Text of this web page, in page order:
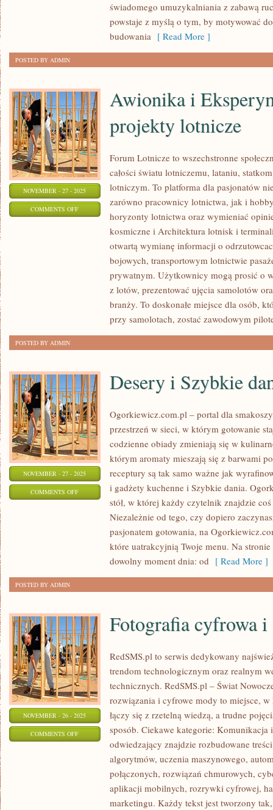
świadomego umuzykalniania z zabawą
powstaje z myślą o tym, by motywować
budowania [ Read More ]
POSTED BY ADMIN
NOVEMBER - 27 - 2025
COMMENTS OFFON
EKSPERYMENTALNE
Awionika i
projekty lotnicze
Forum Lotnicze to wszechstronne
całości światu lotniczemu, lataniu,
lotniczym. To platforma dla pasjonatów
zarówno pracownicy lotnictwa, jak i
horyzonty lotnictwa oraz wymieniać
kosmiczne i Architektura lotnisk i
otwartą wymianę informacji o
bojowych, transportowym lotnictwie
prywatnym. Użytkownicy mogą prosić o
z lotów, prezentować ujęcia samolotów
branży. To doskonałe miejsce dla osób,
przy samolotach, zostać zawodowym
POSTED BY ADMIN
NOVEMBER - 27 - 2025
COMMENTS OFFON
Desery i Szybkie
Ogorkiewicz.com.pl – portal dla
przestrzeń w sieci, w którym gotowanie
codzienne obiady zmieniają się w
którym aromaty mieszają się z barwami
receptury są tak samo ważne jak
i gadżety kuchenne i Szybkie dania.
stół, w której każdy czytelnik znajdzie
Niezależnie od tego, czy dopiero
pasjonatem gotowania, na
które uatrakcyjnią Twoje menu. Na
dowolny moment dnia: od [ Read More ]
POSTED BY ADMIN
NOVEMBER - 26 - 2025
COMMENTS OFFON
FOTOGRAFIA
KOMUNIKACJA
Fotografia cyfrowa
RedSMS.pl to serwis dedykowany
trendom technologicznym oraz realnym
technicznych. RedSMS.pl – Świat
rozwiązania i cyfrowe mody to miejsce,
łączy się z rzetelną wiedzą, a trudne
sposób. Ciekawe kategorie: Komunikacja
odwiedzający znajdzie rozbudowane
algorytmów, uczenia maszynowego,
połączonych, rozwiązań chmurowych,
aplikacji mobilnych, rozrywki cyfrowej,
marketingu. Każdy tekst jest tworzony